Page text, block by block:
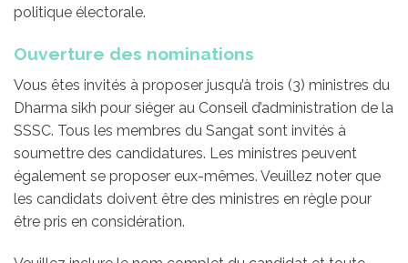
politique électorale.
Ouverture des nominations
Vous êtes invités à proposer jusqu’à trois (3) ministres du
Dharma sikh pour siéger au Conseil d’administration de la
SSSC. Tous les membres du Sangat sont invités à
soumettre des candidatures. Les ministres peuvent
également se proposer eux-mêmes. Veuillez noter que
les candidats doivent être des ministres en règle pour
être pris en considération.